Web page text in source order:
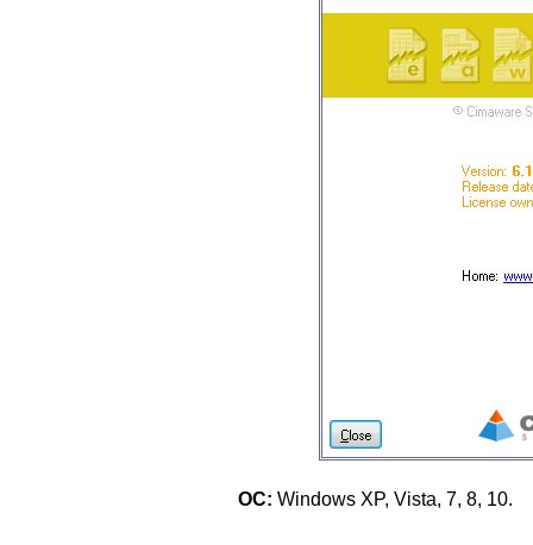
ОС: Windows XP, Vista, 7, 8, 10.